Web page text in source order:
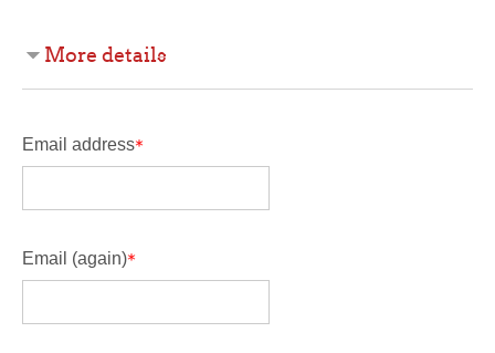
More details
Email address
Email (again)